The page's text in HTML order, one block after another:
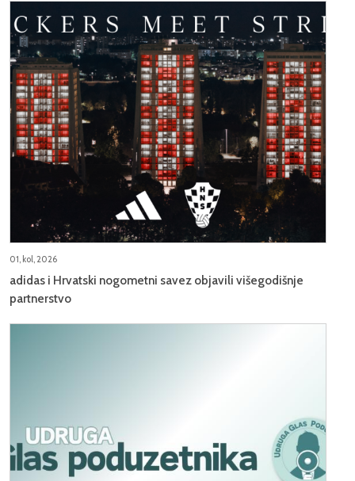
01, kol, 2026
adidas i Hrvatski nogometni savez objavili višegodišnje
partnerstvo